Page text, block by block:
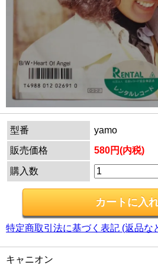
型番
yamo
販売価格
580円(内税)
購入数
特定商取引法に基づく表記 (返品な
キャニオン